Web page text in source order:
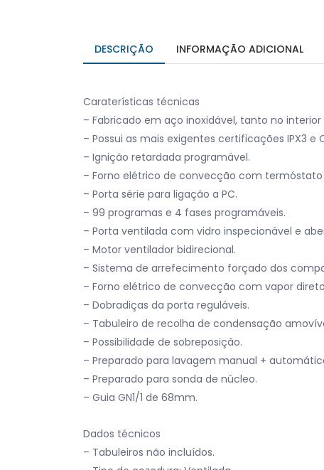
DESCRIÇÃO INFORMAÇÃO ADICIONAL
Caraterísticas técnicas
– Fabricado em aço inoxidável, tanto no
– Possui as mais exigentes certificações IPX3 e
– Ignição retardada programável.
– Forno elétrico de convecção com
– Porta série para ligação a PC.
– 99 programas e 4 fases programáveis.
– Porta ventilada com vidro inspecionável e
– Motor ventilador bidirecional.
– Sistema de arrefecimento forçado dos
– Forno elétrico de convecção com vapor
– Dobradiças da porta reguláveis.
– Tabuleiro de recolha de condensação
– Possibilidade de sobreposição.
– Preparado para lavagem manual +
– Preparado para sonda de núcleo.
– Guia GN1/1 de 68mm.
Dados técnicos
– Tabuleiros não incluídos.